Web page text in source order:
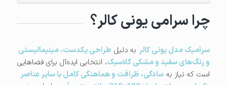
چرا سرامی یونی کالر؟
سرامیک مدل یونی کالربه دلیل طراحی یکدست، مینیمالیستی
و رنگ‌های سفید و مشکی کلاسیک، انتخابی ایده‌آل برای فضاهایی
است که نیاز به سادگی، ظرافت و هماهنگی کامل با سایر عناصر